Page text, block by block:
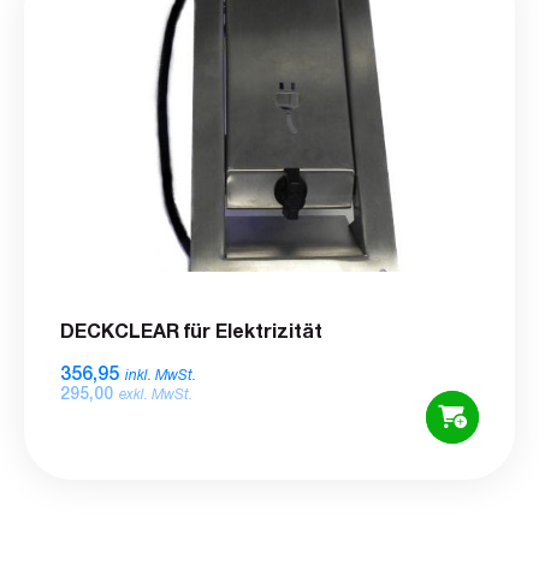
DECKCLEAR für Elektrizität
356,95 inkl. MwSt.
295,00 exkl. MwSt.